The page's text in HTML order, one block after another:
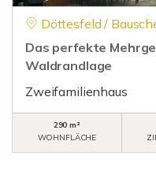
Döttesfeld /
Das perfekte
Waldrandlage
Zweifamilienhaus
290 m²
WOHNFLÄCHE